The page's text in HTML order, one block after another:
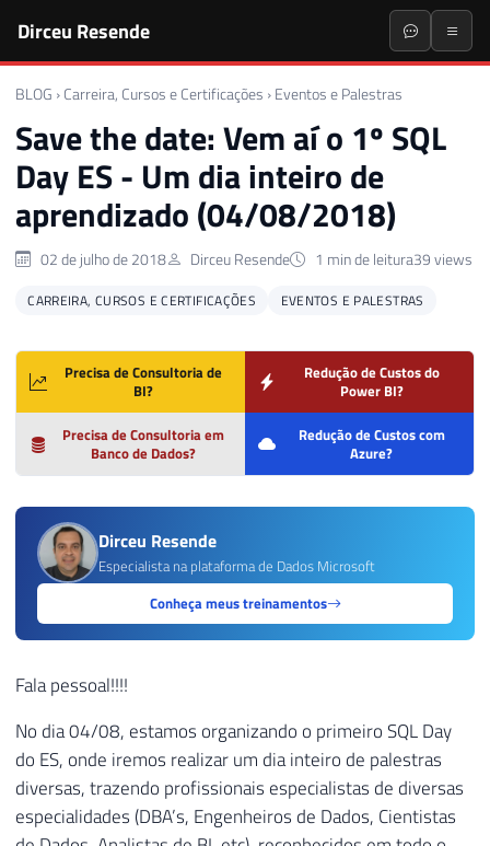
Dirceu Resende
BLOG › Carreira, Cursos e Certificações › Eventos e Palestras
Save the date: Vem aí o 1º SQL
Day ES - Um dia inteiro de
aprendizado (04/08/2018)
02 de julho de 2018 Dirceu Resende 1 min de leitura39 views
CARREIRA, CURSOS E CERTIFICAÇÕES EVENTOS E PALESTRAS
Precisa de Consultoria de
BI?
Redução de Custos do
Power BI?
Precisa de Consultoria em
Banco de Dados?
Redução de Custos com
Azure?
Dirceu Resende
Especialista na plataforma de Dados Microsoft
Conheça meus treinamentos
Fala pessoal!!!!
No dia 04/08, estamos organizando o primeiro SQL Day
do ES, onde iremos realizar um dia inteiro de palestras
diversas, trazendo profissionais especialistas de diversas
especialidades (DBA’s, Engenheiros de Dados, Cientistas